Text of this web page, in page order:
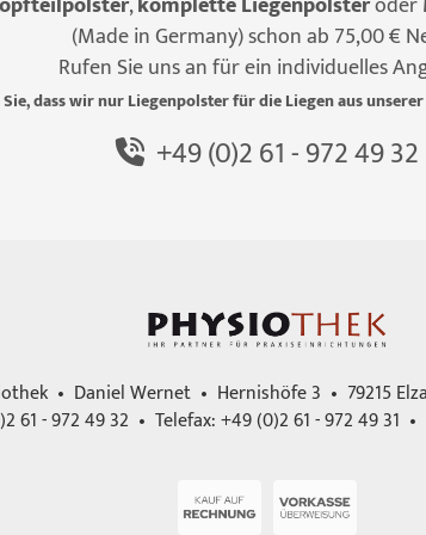
(Made in Germany) schon ab 75,00 €
Rufen Sie uns an für ein individuelles
dass wir nur Liegenpolster für die Liegen aus
+49 (0)2 61 - 972 49 32
• Daniel Wernet • Hernishöfe 3 • 79215
61 - 972 49 32 • Telefax: +49 (0)2 61 - 972 49 31 •